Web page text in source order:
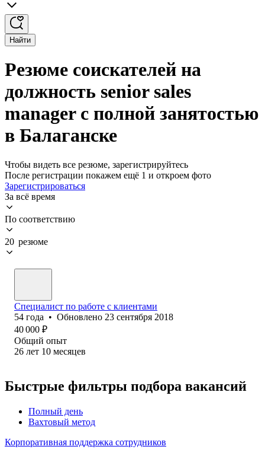
Найти
Резюме соискателей на
должность senior sales
manager с полной занятостью
в Балаганске
Чтобы видеть все резюме, зарегистрируйтесь
После регистрации покажем ещё 1 и откроем фото
Зарегистрироваться
За всё время
По соответствию
20 резюме
Специалист по работе с клиентами
54 года • Обновлено 23 сентября 2018
40 000 ₽
Общий опыт
26 лет 10 месяцев
Быстрые фильтры подбора вакансий
Полный день
Вахтовый метод
Корпоративная поддержка сотрудников